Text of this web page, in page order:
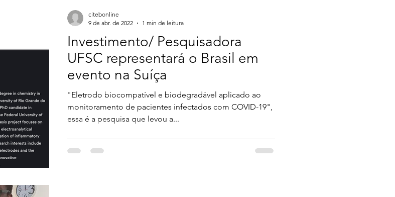
Investimento/ Pesquisadora
UFSC representará o Brasil em
evento na Suíça
"Eletrodo biocompatível e biodegradável aplicado ao
monitoramento de pacientes infectados com COVID-19",
essa é a pesquisa que levou a...
citebonline
9 de abr. de 2022
1 min de leitura